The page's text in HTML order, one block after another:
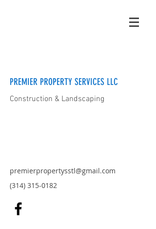
PREMIER PROPERTY SERVICES LLC
Construction & Landscaping
premierpropertysstl@gmail.com
(314) 315-0182